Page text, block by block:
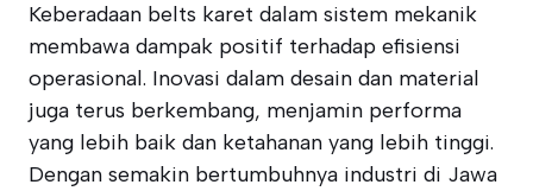
Keberadaan belts karet dalam sistem mekanik
membawa dampak positif terhadap efisiensi
operasional. Inovasi dalam desain dan material
juga terus berkembang, menjamin performa
yang lebih baik dan ketahanan yang lebih tinggi.
Dengan semakin bertumbuhnya industri di Jawa